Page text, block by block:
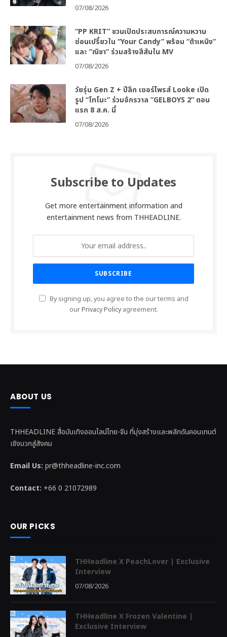
07/08/2026
“PP KRIT” ชวนเปิดประสบการณ์ความหวาน
ซ่อนเปรี้ยวใน “Your Candy” พร้อม “ต้าเหนิง”
และ “ณิชา” ร่วมสร้างสีสันใน MV
07/08/2026
วัยรุ่น Gen Z + ปีลึก เซอร์ไพรส์ Looke เปิด
รูป “โทโมะ” ร่วมจักรวาล “GELBOYS 2” ตอน
แรก 8 ส.ค. นี้
07/08/2026
Subscribe to Updates
Get more entertainment information and
entertainment news from THHEADLINE.
By signing up, you agree to the our terms and
ourPrivacy Policyagreement.
ABOUT US
THHEADLINE สื่อบันเทิงออนไลน์ไทย-จีน ที่มุ่งสร้างและพลักดันคอนเทนต์
เชิงบวกสู่สังคม
Email Us: pr@thheadline-inc.com
Contact: +66 0 21072989
OUR PICKS
THHeadline X PeachLover | Exclusive
Interview
07/08/2026
THHeadline X Frozen Valentine |
Exclusive Interview